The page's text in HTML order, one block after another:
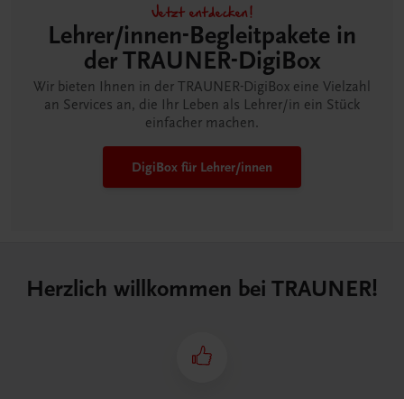
Jetzt entdecken!
Lehrer/innen-Begleitpakete in
der TRAUNER-DigiBox
Wir bieten Ihnen in der TRAUNER-DigiBox eine Vielzahl
an Services an, die Ihr Leben als Lehrer/in ein Stück
einfacher machen.
DigiBox für Lehrer/innen
Herzlich willkommen bei TRAUNER!